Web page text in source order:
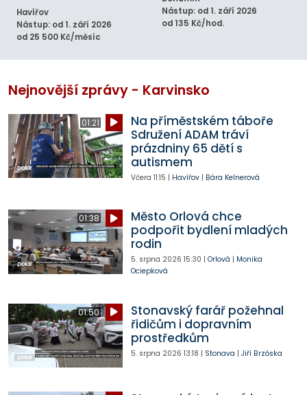
Havířov
Nástup: od 1. září 2026
od 25 500 Kč/měsíc
Nástup: od 1. září 2026
od 135 Kč/hod.
Nejnovější zprávy - Karvinsko
01:21
Na příměstském táboře
Sdružení ADAM tráví
prázdniny 65 dětí s
autismem
Včera 11:15 | Havířov| Bára Kelnerová
01:38
Město Orlová chce
podpořit bydlení mladých
rodin
5. srpna 2026 15:30 | Orlová | Monika
Ociepková
01:50
Stonavský farář požehnal
řidičům i dopravním
prostředkům
5. srpna 2026 13:18 | Stonava | Jiří Brzóska